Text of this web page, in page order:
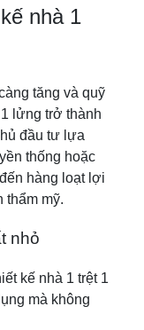
nhà 1
tăng và quỹ
lửng trở thành
đầu tư lựa
thống hoặc
hàng loạt lợi
thẩm mỹ.
nhỏ
kế nhà 1 trệt 1
mà không